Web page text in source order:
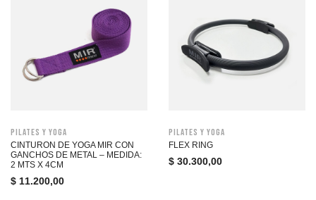
Pilates y Yoga
CINTURON DE YOGA MIR CON
GANCHOS DE METAL – MEDIDA:
2 MTS X 4CM
$ 11.200,00
Pilates y Yoga
FLEX RING
$ 30.300,00